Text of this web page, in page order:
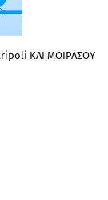
ΚΑΙ ΜΟΙΡΑΣΟΥ